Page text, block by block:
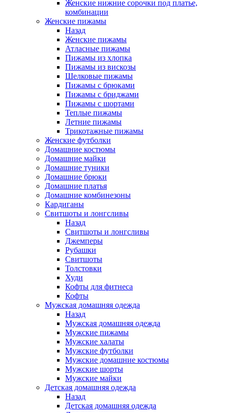
Женские нижние сорочки под платье,
комбинации
Женские пижамы
Назад
Женские пижамы
Атласные пижамы
Пижамы из хлопка
Пижамы из вискозы
Шелковые пижамы
Пижамы с брюками
Пижамы с бриджами
Пижамы с шортами
Теплые пижамы
Летние пижамы
Трикотажные пижамы
Женские футболки
Домашние костюмы
Домашние майки
Домашние туники
Домашние брюки
Домашние платья
Домашние комбинезоны
Кардиганы
Свитшоты и лонгсливы
Назад
Свитшоты и лонгсливы
Джемперы
Рубашки
Свитшоты
Толстовки
Худи
Кофты для фитнеса
Кофты
Мужская домашняя одежда
Назад
Мужская домашняя одежда
Мужские пижамы
Мужские халаты
Мужские футболки
Мужские домашние костюмы
Мужские шорты
Мужские майки
Детская домашняя одежда
Назад
Детская домашняя одежда